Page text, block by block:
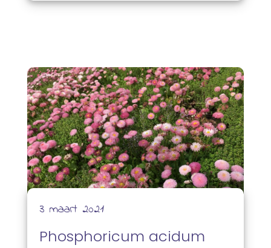
3 maart 2021
Phosphoricum acidum